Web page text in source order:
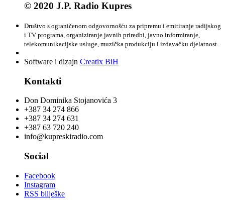
© 2020 J.P. Radio Kupres
Društvo s ograničenom odgovornošću za pripremu i emitiranje radijskog
i TV programa, organiziranje javnih priredbi, javno informiranje,
telekomunikacijske usluge, muzička produkciju i izdavačku djelatnost.
Software i dizajn Creatix BiH
Kontakti
Don Dominika Stojanovića 3
+387 34 274 866
+387 34 274 631
+387 63 720 240
info@kupreskiradio.com
Social
Facebook
Instagram
RSS bilješke